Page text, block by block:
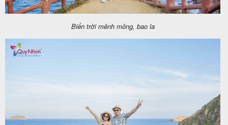
Biển trời mênh mông, bao la